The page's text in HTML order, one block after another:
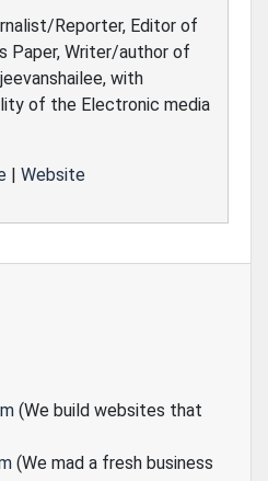
Reporter, Editor of
Paper, Writer/author of
with
of the Electronic media
| Website
(We build websites that
(We mad a fresh business